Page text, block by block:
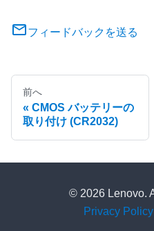
フィードバックを送る
前へ
CMOS バッテリーの
取り付け (CR2032)
© 2026 Lenovo.
Privacy Policy